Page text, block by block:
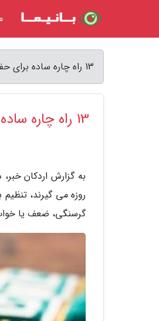
13 راه چاره ساده برای حفظ سلامتی و تنظیم بدن در ماه رمضان - اردکان خبر
13 راه چاره ساده برای حفظ سلامتی و تنظیم بدن در ماه رمضان
به گزارش اردکان
روزه می گیرند،
گرسنگی، ضعف یا خواب